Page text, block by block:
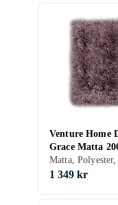
Venture Home
Grace Matta
1 349 kr